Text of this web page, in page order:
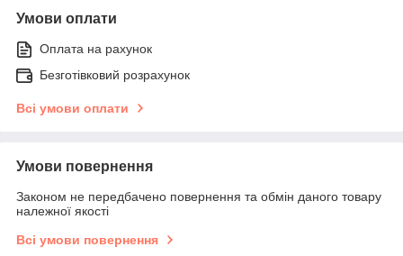
Умови оплати
Оплата на рахунок
Безготівковий розрахунок
Всі умови оплати
Умови повернення
Законом не передбачено повернення та обмін даного товару
належної якості
Всі умови повернення